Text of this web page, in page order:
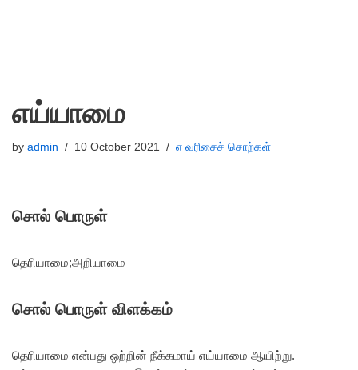
எய்யாமை
by admin 10 October 2021 எ வரிசைச் சொற்கள்
சொல் பொருள்
தெரியாமை;அறியாமை
சொல் பொருள் விளக்கம்
தெரியாமை என்பது ஒற்றின் நீக்கமாய் எய்யாமை ஆயிற்று.